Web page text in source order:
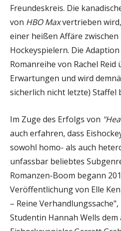
Freundeskreis. Die
von HBO Maxvertrieben
einer heißen Affäre
Hockeyspielern. Die
Romanreihe von Rachel
Erwartungen und wird
sicherlich nicht letzte) Staffel
Im Zuge des Erfolgs von
auch erfahren, dass
sowohl homo- als auch
unfassbar beliebtes
Romanzen-Boom begann
Veröffentlichung von Elle
– Reine
Studentin Hannah Wells